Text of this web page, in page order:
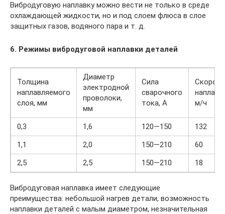
Вибродуговую наплавку можно вести не только в среде
охлаждающей жидкости, но и под слоем флюса в слое
защитных газов, водяного пара и т. д.
6. Режимы вибродуговой наплавки деталей
Толщина
наплавляемого
слоя, мм
Диаметр
электродной
проволоки,
мм
Сила
сварочного
тока, А
м/ч
0,3 1,6 120—150
132
1,1
2,0 150—210
60
2,5
2,5 150—210 18
Вибродуговая наплавка имеет следующие
преимущества: небольшой нагрев детали, возможность
наплавки деталей с малым диаметром, незначительная